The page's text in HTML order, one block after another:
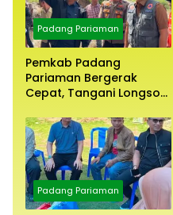
Padang Pariaman
Pemkab Padang
Pariaman Bergerak
Cepat, Tangani Longsor
Padang Pariaman